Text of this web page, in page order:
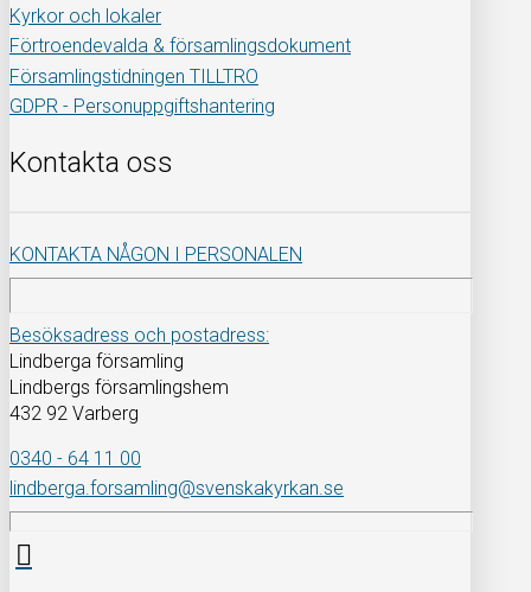
Kyrkor och lokaler
Förtroendevalda & församlingsdokument
Församlingstidningen TILLTRO
GDPR - Personuppgiftshantering
Kontakta oss
KONTAKTA NÅGON I PERSONALEN
Besöksadress och postadress:
Lindberga församling
Lindbergs församlingshem
432 92 Varberg
0340 - 64 11 00
lindberga.forsamling@svenskakyrkan.se